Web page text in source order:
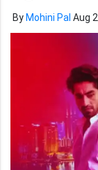
By Mohini Pal Aug